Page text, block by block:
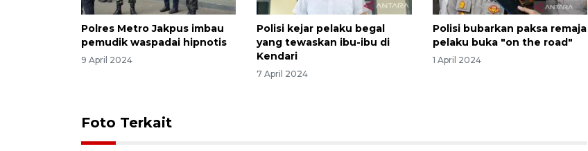
Polres Metro Jakpus imbau
pemudik waspadai hipnotis
9 April 2024
Polisi kejar pelaku begal
yang tewaskan ibu-ibu di
Kendari
7 April 2024
Polisi bubarkan paksa remaja
pelaku buka "on the road"
1 April 2024
Foto Terkait